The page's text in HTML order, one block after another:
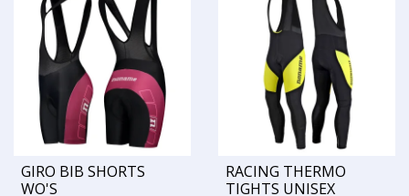
GIRO BIB SHORTS
WO'S
RACING THERMO
TIGHTS UNISEX